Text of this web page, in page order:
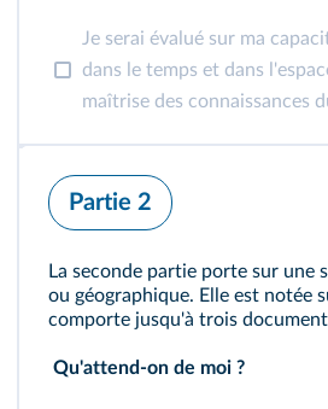
Je serai évalué sur ma
dans le temps et dans
maîtrise des connaissances
Partie 2
La seconde partie porte sur une
ou géographique. Elle est notée
comporte jusqu'à trois
Qu'attend-on de moi ?